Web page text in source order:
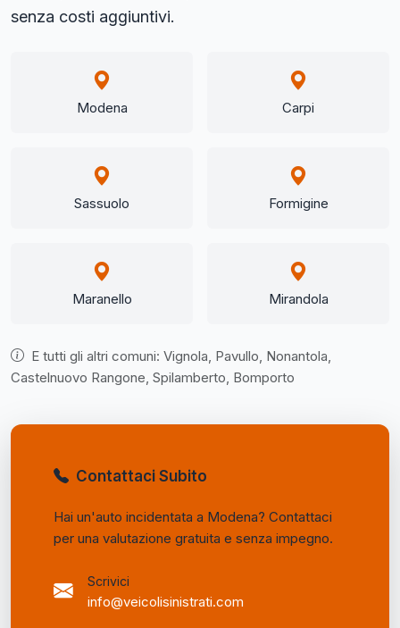
senza costi aggiuntivi.
Modena Carpi
Sassuolo Formigine
Maranello Mirandola
E tutti gli altri comuni: Vignola, Pavullo, Nonantola,
Castelnuovo Rangone, Spilamberto, Bomporto
Contattaci Subito
Hai un'auto incidentata a Modena? Contattaci
per una valutazione gratuita e senza impegno.
Scrivici
info@veicolisinistrati.com